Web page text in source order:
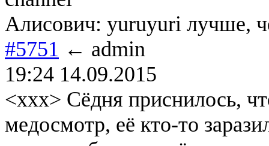
Алисович: yuruyuri лучше,
#5751 ← admin
19:24 14.09.2015
<xxx> Сёдня приснилось,
медосмотр, её кто-то